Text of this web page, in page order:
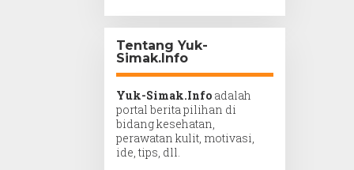
Tentang Yuk-
Simak.Info
Yuk-Simak.Info adalah
portal berita pilihan di
bidang kesehatan,
perawatan kulit, motivasi,
ide, tips, dll.